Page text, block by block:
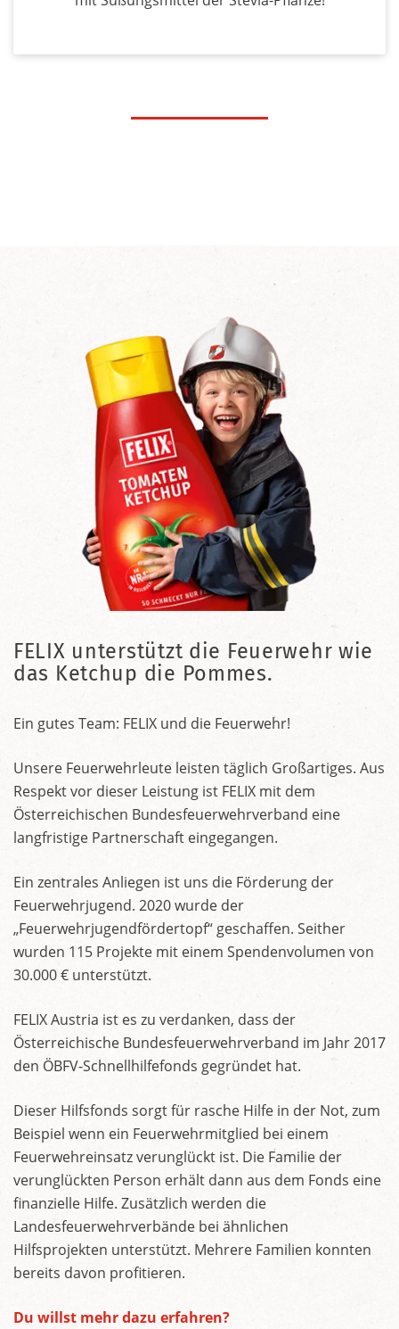
FELIX unterstützt die Feuerwehr wie
das Ketchup die Pommes.
Ein gutes Team: FELIX und die Feuerwehr!
Unsere Feuerwehrleute leisten täglich Großartiges. Aus
Respekt vor dieser Leistung ist FELIX mit dem
Österreichischen Bundesfeuerwehrverband eine
langfristige Partnerschaft eingegangen.
Ein zentrales Anliegen ist uns die Förderung der
Feuerwehrjugend. 2020 wurde der
„Feuerwehrjugendfördertopf“ geschaffen. Seither
wurden 115 Projekte mit einem Spendenvolumen von
30.000 € unterstützt.
FELIX Austria ist es zu verdanken, dass der
Österreichische Bundesfeuerwehrverband im Jahr 2017
den ÖBFV-Schnellhilfefonds gegründet hat.
Dieser Hilfsfonds sorgt für rasche Hilfe in der Not, zum
Beispiel wenn ein Feuerwehrmitglied bei einem
Feuerwehreinsatz verunglückt ist. Die Familie der
verunglückten Person erhält dann aus dem Fonds eine
finanzielle Hilfe. Zusätzlich werden die
Landesfeuerwehrverbände bei ähnlichen
Hilfsprojekten unterstützt. Mehrere Familien konnten
bereits davon profitieren.
Du willst mehr dazu erfahren?